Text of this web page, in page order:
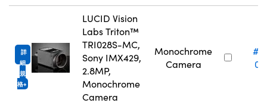
詳
細
規
格
LUCID Vision
Labs Triton™
TRI028S-MC,
Sony IMX429,
2.8MP,
Monochrome
Camera
Monochrome
Camera